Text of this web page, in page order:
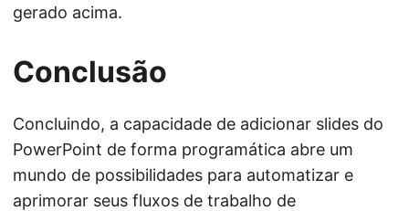
gerado acima.
Conclusão
Concluindo, a capacidade de adicionar slides do
PowerPoint de forma programática abre um
mundo de possibilidades para automatizar e
aprimorar seus fluxos de trabalho de